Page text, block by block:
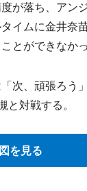
が落ち、アン
イムに金井奈
とができなかっ
次、頑張ろう
対戦する。
を見る